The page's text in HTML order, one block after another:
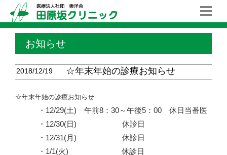
お知らせ
2018/12/19 ☆年末年始の診療お知らせ
☆年末年始の診療お知らせ
・12/29(土) 午前8：30～午後5：00 休日当番医
・12/30(日) 休診日
・12/31(月) 休診日
・1/1(火) 休診日